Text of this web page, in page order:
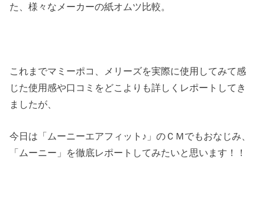
た、様々なメーカーの紙オムツ比較。
これまでマミーポコ、メリーズを実際に使用してみて感
じた使用感や口コミをどこよりも詳しくレポートしてき
ましたが、
今日は「ムーニーエアフィット♪」のＣＭでもおなじみ、
「ムーニー」を徹底レポートしてみたいと思います！！